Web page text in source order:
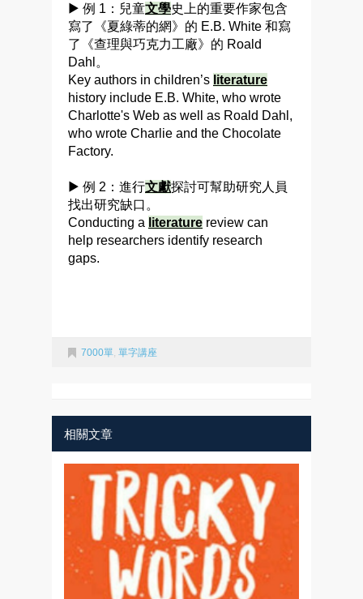
▶ 例 1：兒童文學史上的重要作家包含
寫了《夏綠蒂的網》的 E.B. White 和寫
了《查理與巧克力工廠》的 Roald
Dahl。
Key authors in children’s literature
history include E.B. White, who wrote
Charlotte's Web as well as Roald Dahl,
who wrote Charlie and the Chocolate
Factory.
▶ 例 2：進行文獻探討可幫助研究人員
找出研究缺口。
Conducting a literature review can
help researchers identify research
gaps.
7000單 單字講座
相關文章